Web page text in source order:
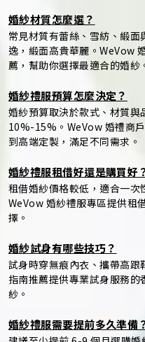
婚紗材質怎麼選？
常見材質有蕾絲、雪紡、緞
逸，緞面高貴華麗。WeVow
薦，幫助你選擇最適合的婚紗
婚紗禮服預算怎麼決定？
婚紗預算取決於款式、材質
10%-15%。WeVow 婚禮商
到高端定製，滿足不同需求。
婚紗禮服租借好還是購買好
租借婚紗價格較低，適合一次
WeVow 婚紗禮服專區提供租
擇。
婚紗試身有哪些技巧？
試身時穿無痕內衣、攜帶高跟
指南推薦提供專業試身服務
紗。
婚紗禮服需要提前多久準備